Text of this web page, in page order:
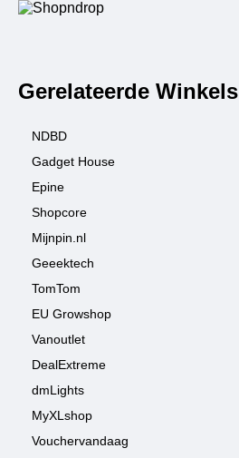
Gerelateerde Winkels
NDBD
Gadget House
Epine
Shopcore
Mijnpin.nl
Geeektech
TomTom
EU Growshop
Vanoutlet
DealExtreme
dmLights
MyXLshop
Vouchervandaag